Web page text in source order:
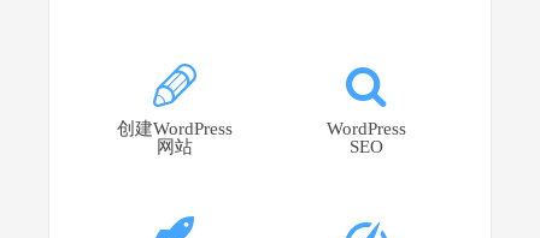
创建WordPress
网站
WordPress
SEO